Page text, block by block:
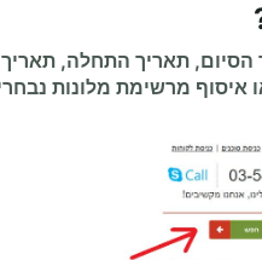
תאריך התחלה,
איסוף מרשימת מלונות